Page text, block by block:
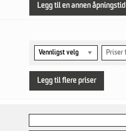
Legg til en annen åpningstid
Legg til flere priser